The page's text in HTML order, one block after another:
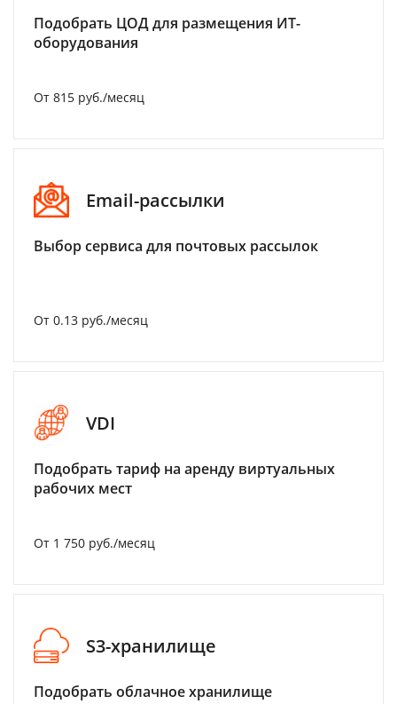
Подобрать ЦОД для размещения ИТ-
оборудования
От 815 руб./месяц
Email-рассылки
Выбор сервиса для почтовых рассылок
От 0.13 руб./месяц
VDI
Подобрать тариф на аренду виртуальных
рабочих мест
От 1 750 руб./месяц
S3-хранилище
Подобрать облачное хранилище